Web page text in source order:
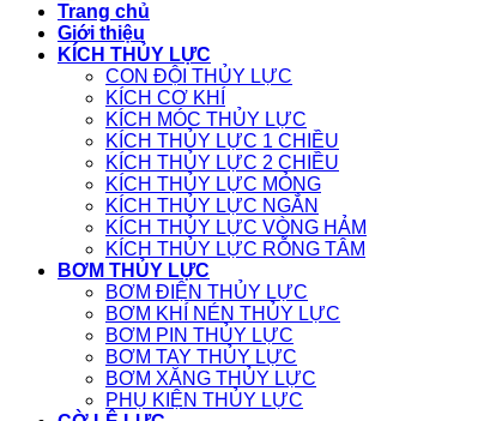
Trang chủ
Giới thiệu
KÍCH THỦY LỰC
CON ĐỘI THỦY LỰC
KÍCH CƠ KHÍ
KÍCH MÓC THỦY LỰC
KÍCH THỦY LỰC 1 CHIỀU
KÍCH THỦY LỰC 2 CHIỀU
KÍCH THỦY LỰC MỎNG
KÍCH THỦY LỰC NGẮN
KÍCH THỦY LỰC VÒNG HẢM
KÍCH THỦY LỰC RỖNG TÂM
BƠM THỦY LỰC
BƠM ĐIỆN THỦY LỰC
BƠM KHÍ NÉN THỦY LỰC
BƠM PIN THỦY LỰC
BƠM TAY THỦY LỰC
BƠM XĂNG THỦY LỰC
PHỤ KIỆN THỦY LỰC